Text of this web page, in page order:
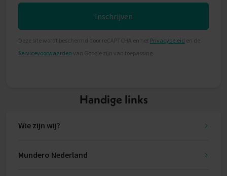
Inschrijven
Deze site wordt beschermd door reCAPTCHA en het Privacybeleid en de
Servicevoorwaarden van Google zijn van toepassing.
Handige links
Wie zijn wij?
Mundero Nederland